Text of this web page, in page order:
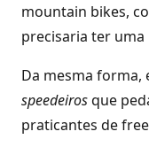
mountain bikes,
precisaria ter uma
Da mesma forma,
speedeirosque
praticantes de